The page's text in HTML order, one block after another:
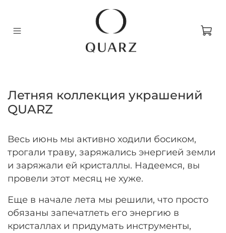
Летняя коллекция украшений
QUARZ
Весь июнь мы активно ходили босиком,
трогали траву, заряжались энергией земли
и заряжали ей кристаллы. Надеемся, вы
провели этот месяц не хуже.
Еще в начале лета мы решили, что просто
обязаны запечатлеть его энергию в
кристаллах и придумать инструменты,